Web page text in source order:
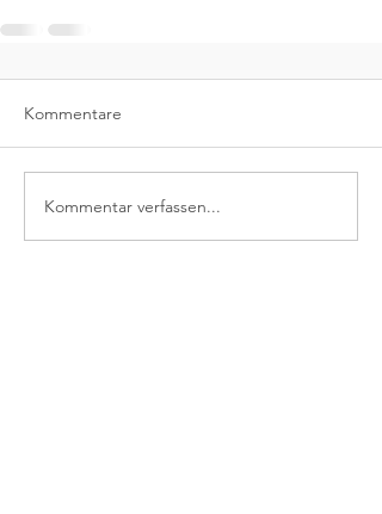
Kommentare
Kommentar verfassen...